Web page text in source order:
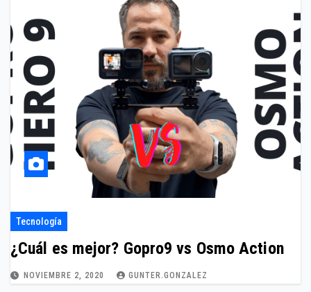
Tecnología
¿Cuál es mejor? Gopro9 vs Osmo Action
NOVIEMBRE 2, 2020 GUNTER.GONZALEZ